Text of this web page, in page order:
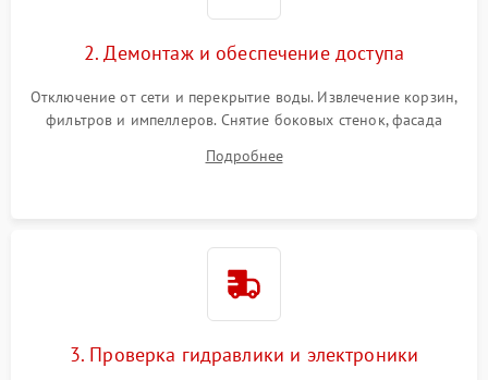
2. Демонтаж и обеспечение доступа
Отключение от сети и перекрытие воды. Извлечение корзин,
фильтров и импеллеров. Снятие боковых стенок, фасада
циркуляционному насосу, ТЭНу и сливной помпе.
Подробнее
3. Проверка гидравлики и электроники